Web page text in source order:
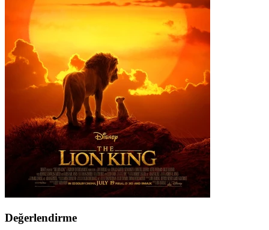
Değerlendirme